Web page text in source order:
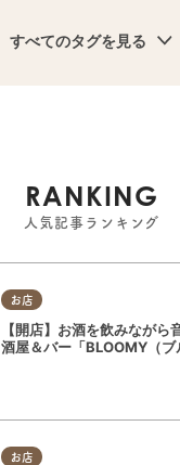
すべてのタグを見る
RANKING
人気記事ランキング
お店
【開店】お酒を飲みながら
酒屋＆バー「BLOOMY（
お店